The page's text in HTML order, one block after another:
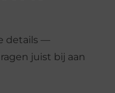
details —
juist bij aan